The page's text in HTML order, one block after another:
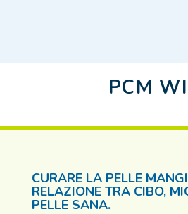
PCM
CURARE LA PELLE
RELAZIONE TRA CIBO,
PELLE SANA.